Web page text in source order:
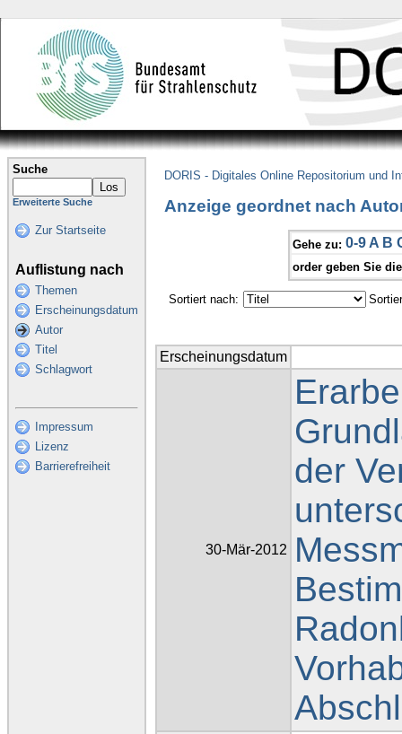
Suche
Erweiterte Suche
Zur Startseite
Auflistung nach
Themen
Erscheinungsdatum
Autor
Titel
Schlagwort
Impressum
Lizenz
Barrierefreiheit
DORIS - Digitales Online Repositorium und
Anzeige geordnet nach
Gehe zu: 0-9 A B
order geben Sie
Sortiert nach:
Erscheinungsdatum
30-Mär-2012
der